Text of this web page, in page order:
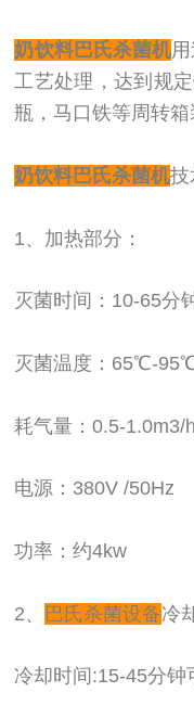
奶饮料巴氏杀菌机
工艺处理，达到规
瓶，马口铁等周转
奶饮料巴氏杀菌机技
1、加热部分：
灭菌时间：10-65分
灭菌温度：65℃-
耗气量：0.5-1.0m3/h
电源：380V /50Hz
功率：约4kw
2、 巴氏杀菌设备冷
冷却时间:15-45分钟